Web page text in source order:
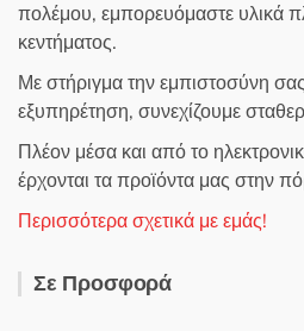
πολέμου, εμπορευόμαστε υλικά
κεντήματος.
Με στήριγμα την εμπιστοσύνη
εξυπηρέτηση, συνεχίζουμε
Πλέον μέσα και από το
έρχονται τα προϊόντα μας στην
Περισσότερα σχετικά με εμάς!
Σε Προσφορά